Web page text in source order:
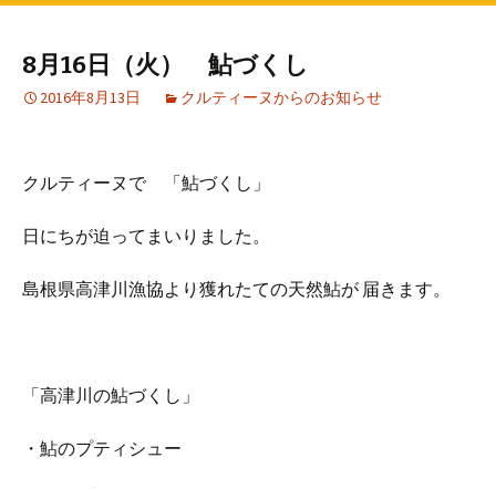
8月16日（火） 鮎づくし
2016年8月13日 クルティーヌからのお知らせ
クルティーヌで 「鮎づくし」
日にちが迫ってまいりました。
島根県高津川漁協より獲れたての天然鮎が 届きます。
「高津川の鮎づくし」
・鮎のプティシュー